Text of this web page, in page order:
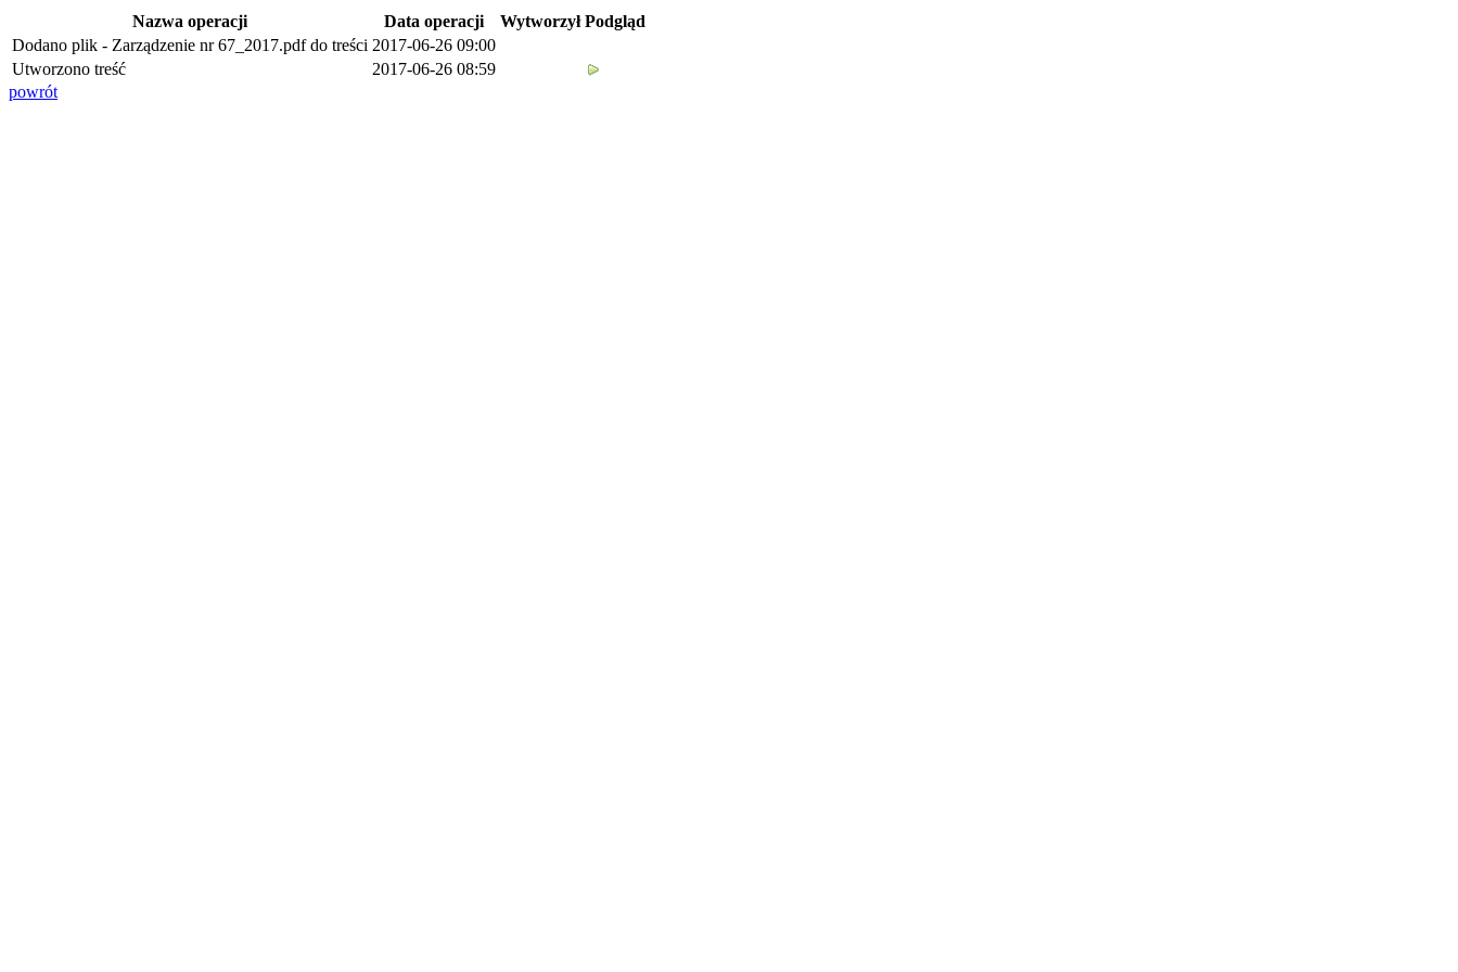
Nazwa operacji Data operacji Wytworzył Podgląd
Dodano plik - Zarządzenie nr 67_2017.pdf do treści 2017-06-26 09:00
Utworzono treść
2017-06-26 08:59
powrót